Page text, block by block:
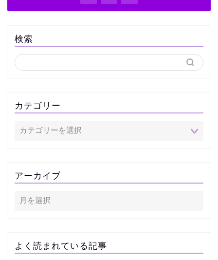
検索
カテゴリー
アーカイブ
よく読まれている記事